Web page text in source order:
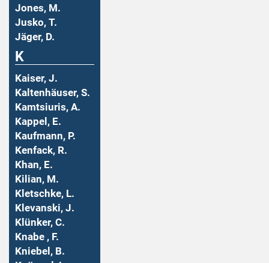
Jones, M.
Jusko, T.
Jäger, D.
K
Kaiser, J.
Kaltenhäuser, S.
Kamtsiuris, A.
Kappel, E.
Kaufmann, P.
Kenfack, R.
Khan, E.
Kilian, M.
Kletschke, L.
Klevanski, J.
Klünker, C.
Knabe , F.
Kniebel, B.